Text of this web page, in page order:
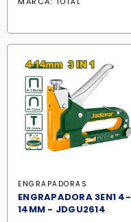
ENGRAPADORAS
ENGRAPADORA 3EN1 4-
14MM - JDGU2614